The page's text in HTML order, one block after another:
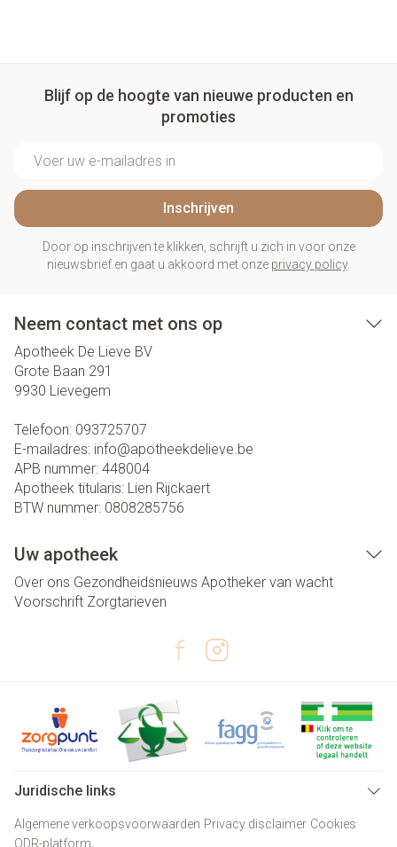
Blijf op de hoogte van nieuwe producten en
promoties
Inschrijven
Door op inschrijven te klikken, schrijft u zich in voor onze
nieuwsbrief en gaat u akkoord met onze privacy policy.
Neem contact met ons op
Apotheek De Lieve BV
Grote Baan 291
9930 Lievegem
Telefoon: 093725707
E-mailadres: info@apotheekdelieve.be
APB nummer: 448004
Apotheek titularis: Lien Rijckaert
BTW nummer: 0808285756
Uw apotheek
Over ons Gezondheidsnieuws Apotheker van wacht
Voorschrift Zorgtarieven
Juridische links
Algemene verkoopsvoorwaarden Privacy disclaimer Cookies
ODR-platform